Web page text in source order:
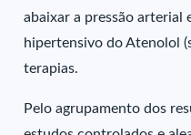
abaixar a pressão
hipertensivo do Atenolol
terapias.
Pelo agrupamento dos